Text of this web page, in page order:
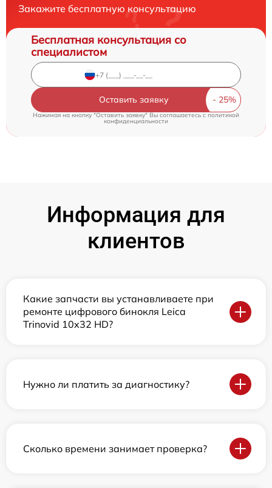
Закажите бесплатную консультацию
Бесплатная консультация со
специалистом
Оставить заявку
Нажимая на кнопку "Оставить заявку" Вы соглашаетесь cполитикой
конфиденциальности
Информация для
клиентов
Какие запчасти вы устанавливаете при
ремонте цифрового бинокля Leica
Trinovid 10x32 HD?
Нужно ли платить за диагностику?
Сколько времени занимает проверка?